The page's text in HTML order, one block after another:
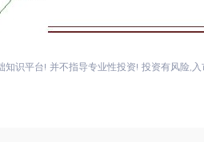
知识平台! 并不指导专业性投资! 投资有风险,入